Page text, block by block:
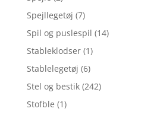
Spejllegetøj (7)
Spil og puslespil (14)
Stableklodser (1)
Stablelegetøj (6)
Stel og bestik (242)
Stofble (1)